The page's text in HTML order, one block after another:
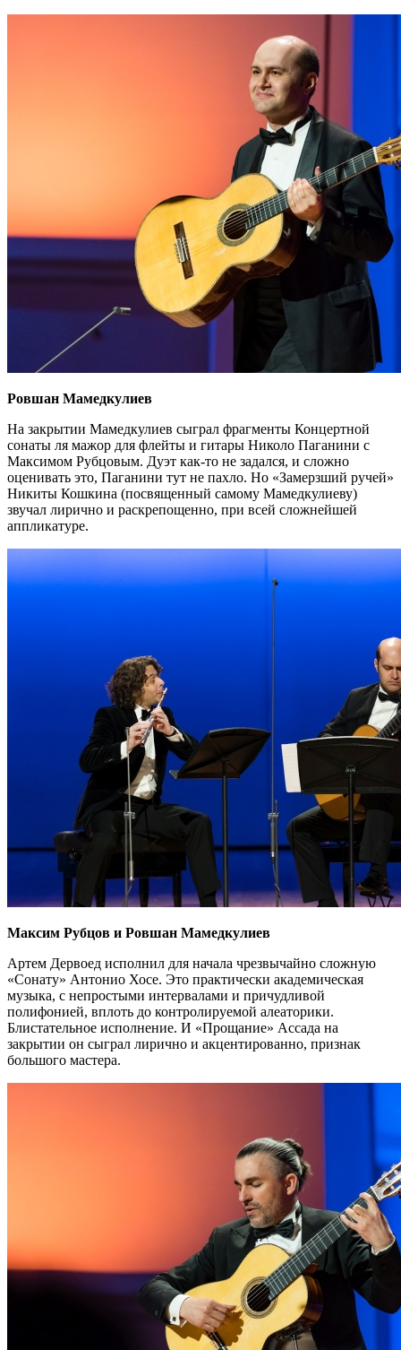
Ровшан Мамедкулиев
На закрытии Мамедкулиев сыграл фрагменты Концертной
сонаты ля мажор для флейты и гитары Николо Паганини с
Максимом Рубцовым. Дуэт как-то не задался, и сложно
оценивать это, Паганини тут не пахло. Но «Замерзший ручей»
Никиты Кошкина (посвященный самому Мамедкулиеву)
звучал лирично и раскрепощенно, при всей сложнейшей
аппликатуре.
Максим Рубцов и Ровшан Мамедкулиев
Артем Дервоед исполнил для начала чрезвычайно сложную
«Сонату» Антонио Хосе. Это практически академическая
музыка, с непростыми интервалами и причудливой
полифонией, вплоть до контролируемой алеаторики.
Блистательное исполнение. И «Прощание» Ассада на
закрытии он сыграл лирично и акцентированно, признак
большого мастера.